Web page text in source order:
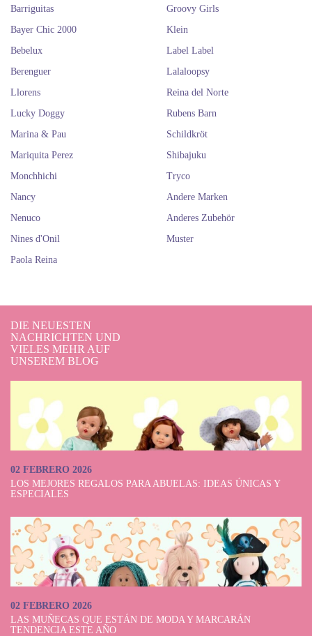
Barriguitas
Bayer Chic 2000
Bebelux
Berenguer
Groovy Girls
Klein
Label Label
Lalaloopsy
Llorens
Lucky Doggy
Marina & Pau
Mariquita Perez
Monchhichi
Nancy
Nenuco
Nines d'Onil
Paola Reina
Reina del Norte
Rubens Barn
Schildkröt
Shibajuku
Tryco
Andere Marken
Anderes Zubehör
Muster
DIE NEUESTEN
NACHRICHTEN UND
VIELES MEHR AUF
UNSEREM BLOG
02 FEBRERO 2026
LOS MEJORES REGALOS PARA ABUELAS: IDEAS ÚNICAS Y
ESPECIALES
02 FEBRERO 2026
LAS MUÑECAS QUE ESTÁN DE MODA Y MARCARÁN
TENDENCIA ESTE AÑO